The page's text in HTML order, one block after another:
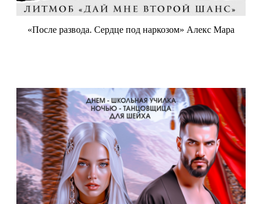
«После развода. Сердце под наркозом» Алекс Мара